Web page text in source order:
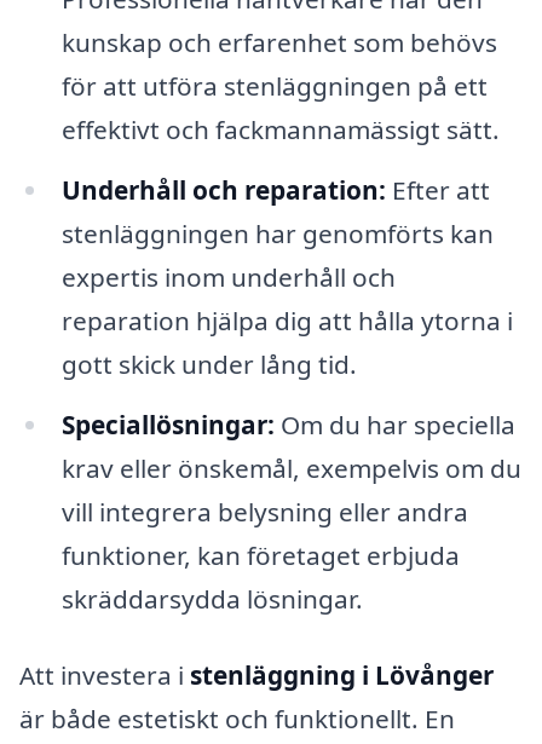
kunskap och erfarenhet som behövs
för att utföra stenläggningen på ett
effektivt och fackmannamässigt sätt.
Underhåll och reparation: Efter att
stenläggningen har genomförts kan
expertis inom underhåll och
reparation hjälpa dig att hålla ytorna i
gott skick under lång tid.
Speciallösningar: Om du har speciella
krav eller önskemål, exempelvis om du
vill integrera belysning eller andra
funktioner, kan företaget erbjuda
skräddarsydda lösningar.
Att investera i stenläggning i Lövånger
är både estetiskt och funktionellt. En